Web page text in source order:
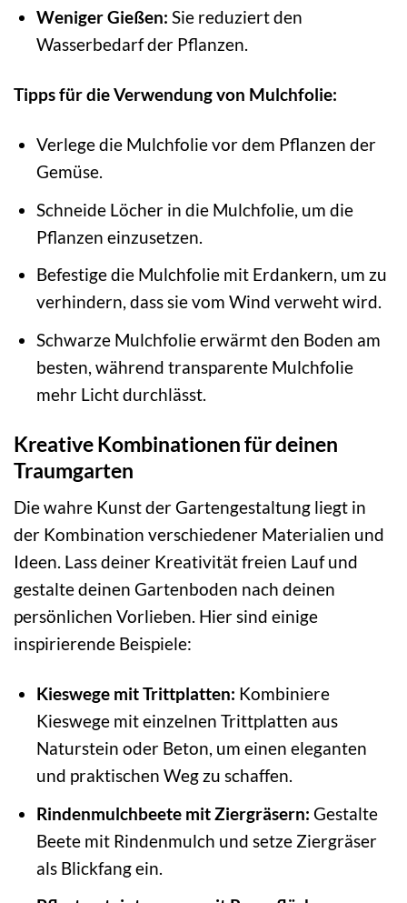
Weniger Gießen: Sie reduziert den
Wasserbedarf der Pflanzen.
Tipps für die Verwendung von Mulchfolie:
Verlege die Mulchfolie vor dem Pflanzen der
Gemüse.
Schneide Löcher in die Mulchfolie, um die
Pflanzen einzusetzen.
Befestige die Mulchfolie mit Erdankern, um zu
verhindern, dass sie vom Wind verweht wird.
Schwarze Mulchfolie erwärmt den Boden am
besten, während transparente Mulchfolie
mehr Licht durchlässt.
Kreative Kombinationen für deinen
Traumgarten
Die wahre Kunst der Gartengestaltung liegt in
der Kombination verschiedener Materialien und
Ideen. Lass deiner Kreativität freien Lauf und
gestalte deinen Gartenboden nach deinen
persönlichen Vorlieben. Hier sind einige
inspirierende Beispiele:
Kieswege mit Trittplatten: Kombiniere
Kieswege mit einzelnen Trittplatten aus
Naturstein oder Beton, um einen eleganten
und praktischen Weg zu schaffen.
Rindenmulchbeete mit Ziergräsern: Gestalte
Beete mit Rindenmulch und setze Ziergräser
als Blickfang ein.